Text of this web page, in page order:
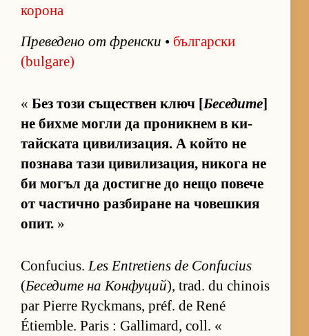
корона
Пре­ве­дено от френ­ски • бъл­гар­ски
(bulgare)
« Без този съ­щес­т­вен ключ [Беседите]
не бихме могли да про­ник­нем в ки­
тайс­ката ци­ви­ли­за­ция. А който не
поз­нава тази ци­ви­ли­за­ция, ни­кога не
би мо­гъл да дос­тигне до нещо по­вече
от час­тично раз­би­ране на чо­веш­кия
опит. »
Confucius. Les Entretiens de Confucius
(Бе­се­дите на Кон­фу­ций), trad. du chinois
par Pierre Ryckmans, préf. de René
Étiemble. Paris : Gallimard, coll. «